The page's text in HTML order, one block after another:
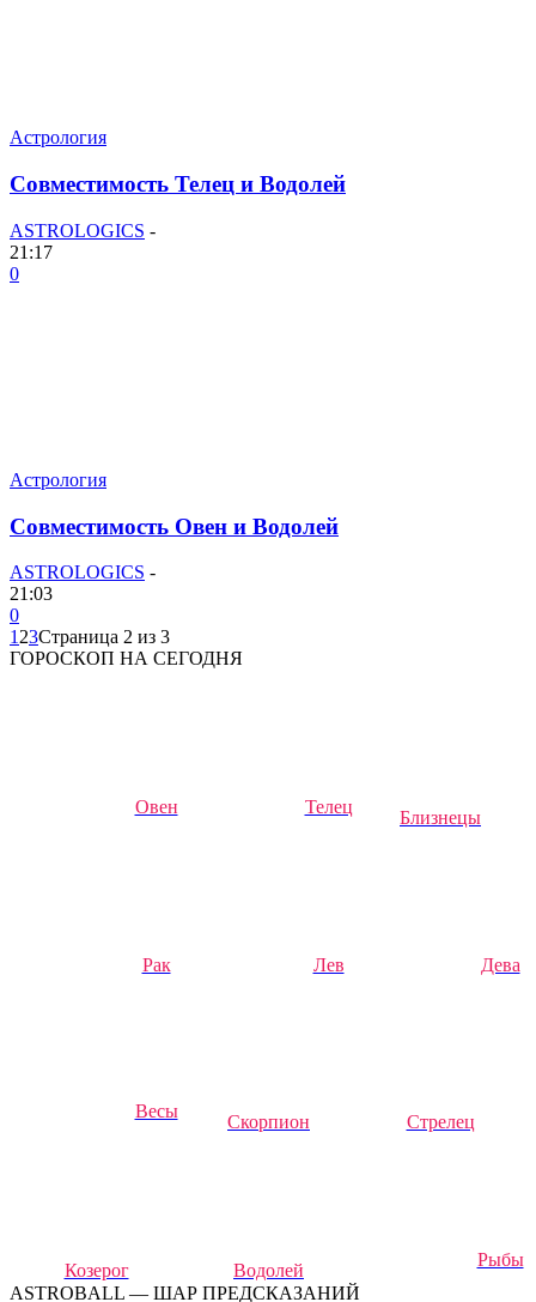
Астрология
Совместимость Телец и Водолей
ASTROLOGICS -
21:17
0
Астрология
Совместимость Овен и Водолей
ASTROLOGICS -
21:03
0
1 23Страница 2 из 3
ГОРОСКОП НА СЕГОДНЯ
Овен Телец
Близнецы
Рак Лев Дева
Весы
Скорпион Стрелец
Козерог Водолей
Рыбы
ASTROBALL — ШАР ПРЕДСКАЗАНИЙ